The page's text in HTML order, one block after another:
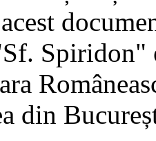
Spiridon"
din